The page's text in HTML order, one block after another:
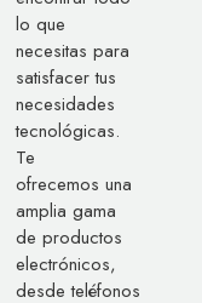
lo que
necesitas para
satisfacer tus
necesidades
tecnológicas.
Te
ofrecemos una
amplia gama
de productos
electrónicos,
desde teléfonos